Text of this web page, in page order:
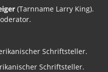
(Tarnname Larry King).
Schriftsteller.